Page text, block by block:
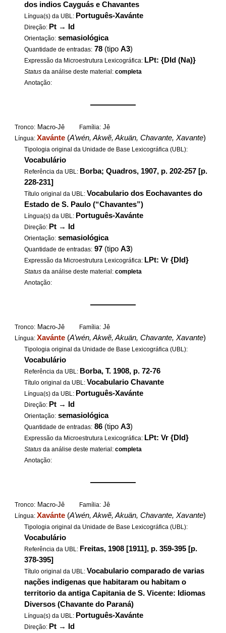
dos indios Cayguás e Chavantes
Língua(s) da UBL: Português-Xavánte
Direção: Pt → Id
Orientação: semasiológica
Quantidade de entradas: 78 (tipoA3)
Expressão da Microestrutura Lexicográfica: LPt: {DId (Na)}
Status da análise deste material:completa
Anotação:
——————
Tronco: Macro-Jê Família: Jê
Língua:Xavánte (A’wén, Akwẽ, Akuän, Chavante, Xavante)
Tipologia original da Unidade de Base Lexicográfica (UBL):
Vocabulário
Referência da UBL: Borba; Quadros, 1907, p. 202-257 [p.
228-231]
Título original da UBL: Vocabulario dos Eochavantes do
Estado de S. Paulo (“Chavantes”)
Língua(s) da UBL: Português-Xavánte
Direção: Pt → Id
Orientação: semasiológica
Quantidade de entradas: 97 (tipoA3)
Expressão da Microestrutura Lexicográfica: LPt: Vr {DId}
Status da análise deste material:completa
Anotação:
——————
Tronco: Macro-Jê Família: Jê
Língua:Xavánte (A’wén, Akwẽ, Akuän, Chavante, Xavante)
Tipologia original da Unidade de Base Lexicográfica (UBL):
Vocabulário
Referência da UBL: Borba, T. 1908, p. 72-76
Título original da UBL: Vocabulario Chavante
Língua(s) da UBL: Português-Xavánte
Direção: Pt → Id
Orientação: semasiológica
Quantidade de entradas: 86 (tipoA3)
Expressão da Microestrutura Lexicográfica: LPt: Vr {DId}
Status da análise deste material:completa
Anotação:
——————
Tronco: Macro-Jê Família: Jê
Língua:Xavánte (A’wén, Akwẽ, Akuän, Chavante, Xavante)
Tipologia original da Unidade de Base Lexicográfica (UBL):
Vocabulário
Referência da UBL: Freitas, 1908 [1911], p. 359-395 [p.
378-395]
Título original da UBL: Vocabulario comparado de varias
nações indigenas que habitaram ou habitam o
territorio da antiga Capitania de S. Vicente: Idiomas
Diversos (Chavante do Paraná)
Língua(s) da UBL: Português-Xavánte
Direção: Pt → Id